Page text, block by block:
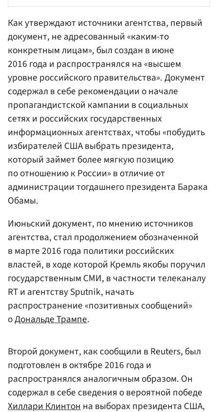
Как утверждают источники агентства, первый
документ, не адресованный «каким-то
конкретным лицам», был создан в июне
2016 года и распространялся на «высшем
уровне российского правительства». Документ
содержал в себе рекомендации о начале
пропагандистской кампании в социальных
сетях и российских государственных
информационных агентствах, чтобы «побудить
избирателей США выбрать президента,
который займет более мягкую позицию
по отношению к России» в отличие от
администрации тогдашнего президента Барака
Обамы.
Июньский документ, по мнению источников
агентства, стал продолжением обозначенной
в марте 2016 года политики российских
властей, в ходе которой Кремль якобы поручил
государственным СМИ, в частности телеканалу
RT и агентству Sputnik, начать
распространение «позитивных сообщений»
оДональде Трампе.
Второй документ, как сообщили в Reuters, был
подготовлен в октябре 2016 года и
распространялся аналогичным образом. Он
содержал в себе сведения о вероятной победе
Хиллари Клинтонна выборах президента США,